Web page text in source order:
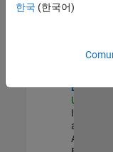
Marketing
Senior
Security
Engineer
US-MA-
and
한국 (한국어)